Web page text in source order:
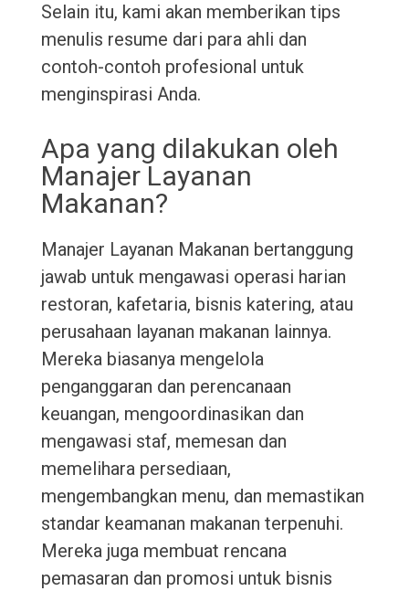
Selain itu, kami akan memberikan tips
menulis resume dari para ahli dan
contoh-contoh profesional untuk
menginspirasi Anda.
Apa yang dilakukan oleh
Manajer Layanan
Makanan?
Manajer Layanan Makanan bertanggung
jawab untuk mengawasi operasi harian
restoran, kafetaria, bisnis katering, atau
perusahaan layanan makanan lainnya.
Mereka biasanya mengelola
penganggaran dan perencanaan
keuangan, mengoordinasikan dan
mengawasi staf, memesan dan
memelihara persediaan,
mengembangkan menu, dan memastikan
standar keamanan makanan terpenuhi.
Mereka juga membuat rencana
pemasaran dan promosi untuk bisnis